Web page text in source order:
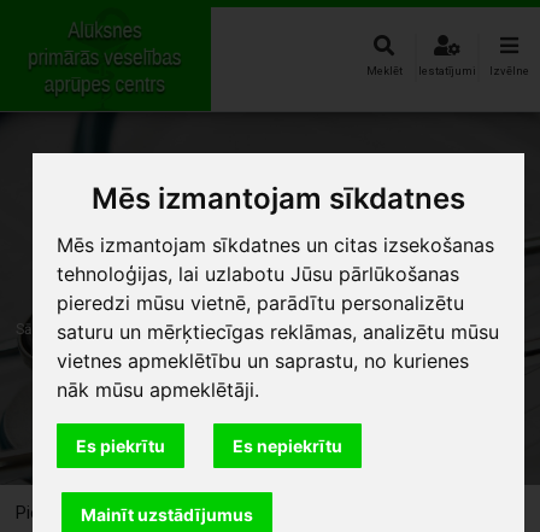
Mēs izmantojam sīkdatnes
Mēs izmantojam sīkdatnes un citas izsekošanas
tehnoloģijas, lai uzlabotu Jūsu pārlūkošanas
pieredzi mūsu vietnē, parādītu personalizētu
saturu un mērķtiecīgas reklāmas, analizētu mūsu
vietnes apmeklētību un saprastu, no kurienes
nāk mūsu apmeklētāji.
Es piekrītu Es nepiekrītu
Mainīt uzstādījumus
Izvēlne
Iestatījumi
Meklēt
Sākums Rehabilitācija Fizikālās medicīnas kabinets
Fizikālās medicīnas kabinets
Pieraksts reģistratūrā, t.64322482, 26636625